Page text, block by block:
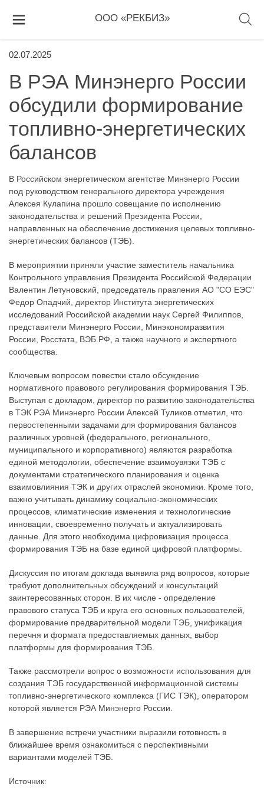
ООО «РЕКБИЗ»
02.07.2025
В РЭА Минэнерго России
обсудили формирование
топливно-энергетических
балансов
В Российском энергетическом агентстве Минэнерго России
под руководством генерального директора учреждения
Алексея Кулапина прошло совещание по исполнению
законодательства и решений Президента России,
направленных на обеспечение достижения целевых топливно-
энергетических балансов (ТЭБ).
В мероприятии приняли участие заместитель начальника
Контрольного управления Президента Российской Федерации
Валентин Летуновский, председатель правления АО "СО ЕЭС"
Федор Опадчий, директор Института энергетических
исследований Российской академии наук Сергей Филиппов,
представители Минэнерго России, Минэкономразвития
России, Росстата, ВЭБ.РФ, а также научного и экспертного
сообщества.
Ключевым вопросом повестки стало обсуждение
нормативного правового регулирования формирования ТЭБ.
Выступая с докладом, директор по развитию законодательства
в ТЭК РЭА Минэнерго России Алексей Туликов отметил, что
первостепенными задачами для формирования балансов
различных уровней (федерального, регионального,
муниципального и корпоративного) являются разработка
единой методологии, обеспечение взаимоувязки ТЭБ с
документами стратегического планирования и оценка
взаимовлияния ТЭК и других отраслей экономики. Кроме того,
важно учитывать динамику социально-экономических
процессов, климатические изменения и технологические
инновации, своевременно получать и актуализировать
данные. Для этого необходима цифровизация процесса
формирования ТЭБ на базе единой цифровой платформы.
Дискуссия по итогам доклада выявила ряд вопросов, которые
требуют дополнительных обсуждений и консультаций
заинтересованных сторон. В их числе - определение
правового статуса ТЭБ и круга его основных пользователей,
формирование предварительной модели ТЭБ, унификация
перечня и формата предоставляемых данных, выбор
платформы для формирования ТЭБ.
Также рассмотрели вопрос о возможности использования для
создания ТЭБ государственной информационной системы
топливно-энергетического комплекса (ГИС ТЭК), оператором
которой является РЭА Минэнерго России.
В завершение встречи участники выразили готовность в
ближайшее время ознакомиться с перспективными
вариантами моделей ТЭБ.
Источник: